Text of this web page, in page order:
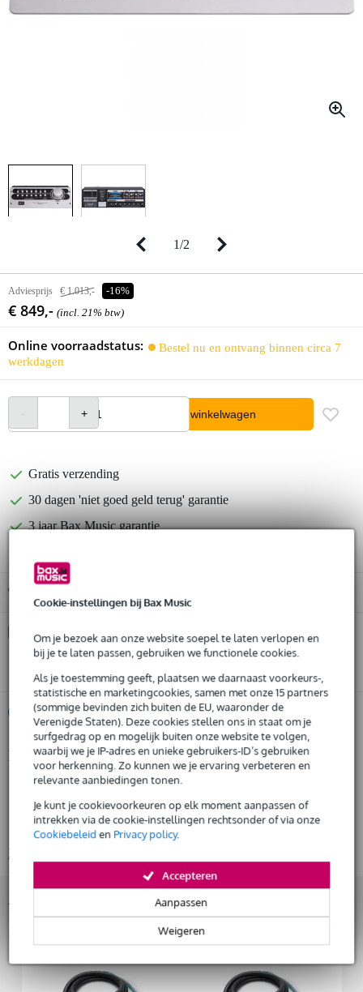
Cookie-instellingen bij Bax Music
Om je bezoek aan onze website soepel te laten verlopen en
bij je te laten passen, gebruiken we functionele cookies.
Als je toestemming geeft, plaatsen we daarnaast voorkeurs-,
statistische en marketingcookies, samen met onze 15 partners
(sommige bevinden zich buiten de EU, waaronder de
Verenigde Staten). Deze cookies stellen ons in staat om je
surfgedrag op en mogelijk buiten onze website te volgen,
waarbij we je IP-adres en unieke gebruikers-ID’s gebruiken
voor herkenning. Zo kunnen we je ervaring verbeteren en
relevante aanbiedingen tonen.
Je kunt je cookievoorkeuren op elk moment aanpassen of
intrekken via de cookie-instellingen rechtsonder of via onze
Cookiebeleiden Privacy policy.
Weigeren
Aanpassen
Accepteren
1/2
Adviesprijs € 1.013,- -16%
€ 849,- (incl. 21% btw)
Online voorraadstatus:
Bestel nu en ontvang binnen circa 7
werkdagen
In winkelwagen
Gratis verzending
30 dagen 'niet goed geld terug' garantie
3 jaar Bax Music garantie
Gratis ophalen in de winkel
Kies nu voor 2 jaar extra Bax Music garantie en meer
voordelen
Huur dit product
Huur dit product al vanaf 61 euro per maand
Huur meerdere producten tegelijk: min. € 300,- en max.
Gratisthuisbezorgd of op te halen in de winkel
Al na 4 maanden maandelijks opzegbaar
De mogelijkheid om je product(en) met korting te kopen
Huur dit product
Productinformatie
surround en stereo producties
DVD-V, DVD-A, SACD en DTS ontwerpen
game, film en video post productie